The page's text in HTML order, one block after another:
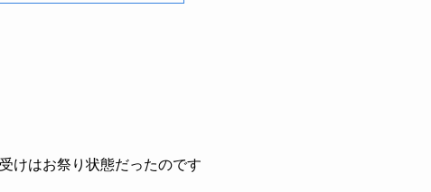
けはお祭り状態だったのです